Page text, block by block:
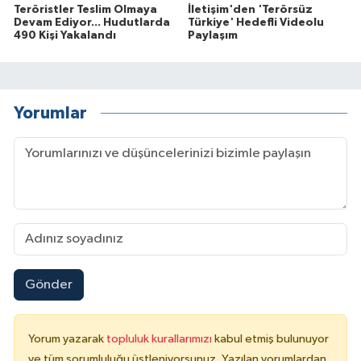
Teröristler Teslim Olmaya
Devam Ediyor... Hudutlarda
490 Kişi Yakalandı
İletişim'den 'Terörsüz
Türkiye' Hedefli Videolu
Paylaşım
Yorumlar
Gönder
Yorum yazarak topluluk kurallarımızı kabul etmiş bulunuyor